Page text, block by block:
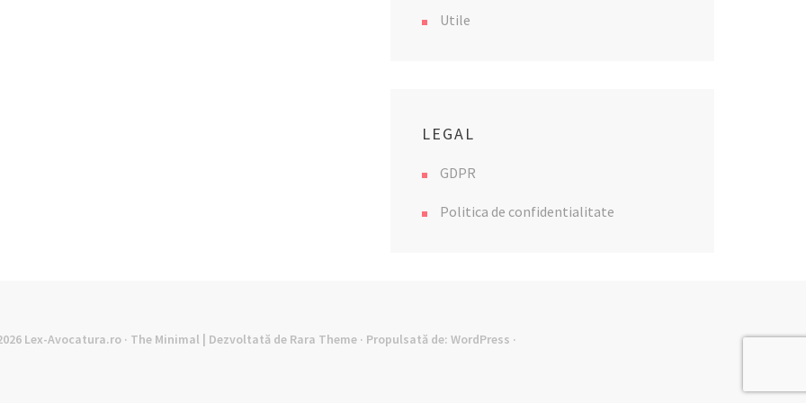
Utile
LEGAL
GDPR
Politica de confidentialitate
Lex-Avocatura.ro · The Minimal | Dezvoltată de Rara Theme · Propulsată de: WordPress ·